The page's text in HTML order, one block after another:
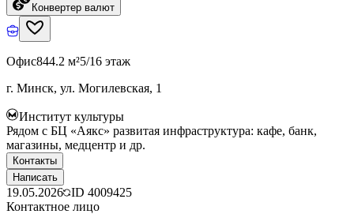
Конвертер валют
Офис844.2 м²5/16 этаж
г. Минск, ул. Могилевская, 1
Институт культуры
Рядом с БЦ «Аякс» развитая инфраструктура: кафе, банк,
магазины, медцентр и др.
Контакты
Написать
19.05.2026 ID 4009425
Контактное лицо